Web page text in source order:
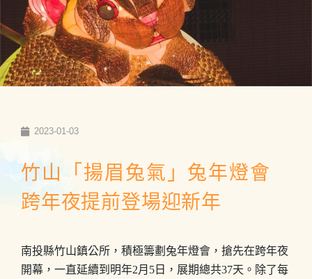
2023-01-03
竹山「揚眉兔氣」兔年燈會
跨年夜提前登場迎新年
南投縣竹山鎮公所，積極籌劃兔年燈會，搶先在跨年夜
開幕，一直延續到明年2月5日，展期總共37天。除了每